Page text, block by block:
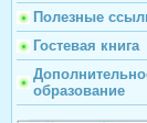
Полезные
Гостевая книга
образование